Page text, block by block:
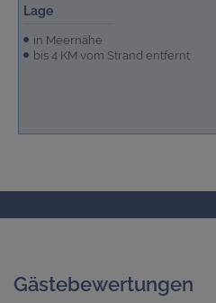
Lage
in Meernähe
bis 4 KM vom Strand entfernt
Gästebewertungen